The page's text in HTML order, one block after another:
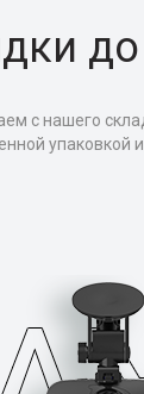
до
с нашего
упаковкой и